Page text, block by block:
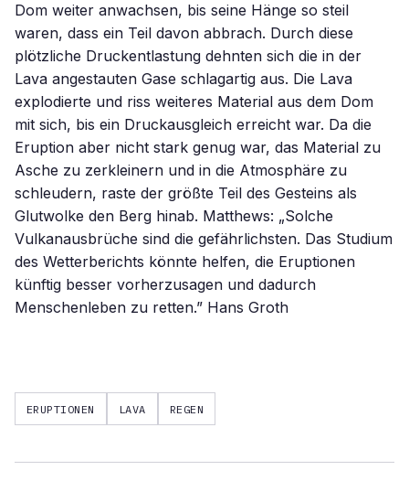
Dom weiter anwachsen, bis seine Hänge so steil
waren, dass ein Teil davon abbrach. Durch diese
plötzliche Druckentlastung dehnten sich die in der
Lava angestauten Gase schlagartig aus. Die Lava
explodierte und riss weiteres Material aus dem Dom
mit sich, bis ein Druckausgleich erreicht war. Da die
Eruption aber nicht stark genug war, das Material zu
Asche zu zerkleinern und in die Atmosphäre zu
schleudern, raste der größte Teil des Gesteins als
Glutwolke den Berg hinab. Matthews: „Solche
Vulkanausbrüche sind die gefährlichsten. Das Studium
des Wetterberichts könnte helfen, die Eruptionen
künftig besser vorherzusagen und dadurch
Menschenleben zu retten.” Hans Groth
ERUPTIONEN LAVA REGEN